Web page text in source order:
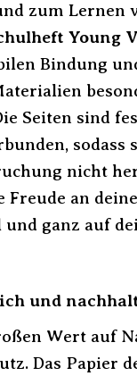
zum Lernen
Young
Bindung
Seiten sind
sodass
nicht
Freude an
ganz auf
und
Wert auf
Das Papier